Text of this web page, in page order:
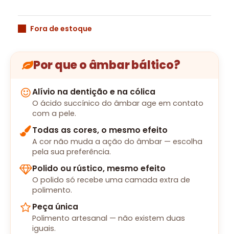
Fora de estoque
Por que o âmbar báltico?
Alívio na dentição e na cólica
O ácido succínico do âmbar age em contato
com a pele.
Todas as cores, o mesmo efeito
A cor não muda a ação do âmbar — escolha
pela sua preferência.
Polido ou rústico, mesmo efeito
O polido só recebe uma camada extra de
polimento.
Peça única
Polimento artesanal — não existem duas
iguais.